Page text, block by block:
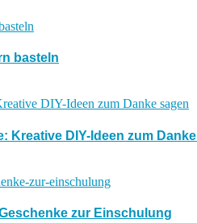
basteln
Kreative DIY-Ideen zum
zur Einschulung